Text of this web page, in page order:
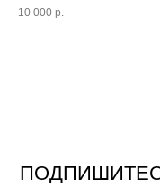
10 000 р.